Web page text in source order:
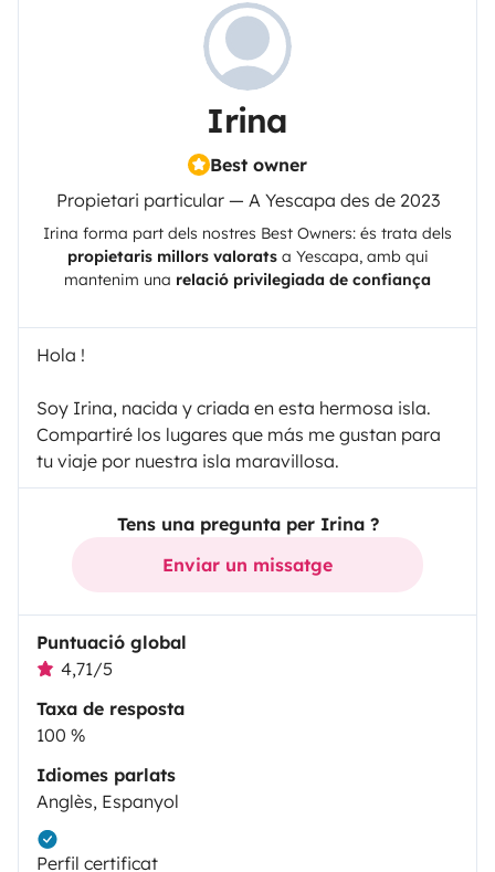
Irina
Best owner
Propietari particular — A Yescapa des de 2023
Irina forma part dels nostres Best Owners: és trata dels
propietaris millors valoratsa Yescapa, amb qui
mantenim una relació privilegiada de confiança
Hola !
Soy Irina, nacida y criada en esta hermosa isla.
Compartiré los lugares que más me gustan para
tu viaje por nuestra isla maravillosa.
Tens una pregunta per Irina ?
Enviar un missatge
Puntuació global
4,71/5
Taxa de resposta
100 %
Idiomes parlats
Anglès, Espanyol
Perfil certificat